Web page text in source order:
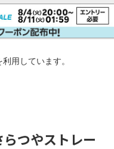
用しています。
つやストレー